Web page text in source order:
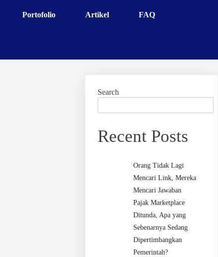
Portofolio Artikel FAQ
Search
Recent Posts
Orang Tidak Lagi
Mencari Link, Mereka
Mencari Jawaban
Pajak Marketplace
Ditunda, Apa yang
Sebenarnya Sedang
Dipertimbangkan
Pemerintah?